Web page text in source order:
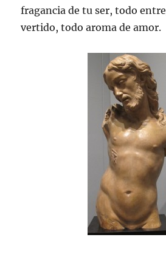
fragancia de tu ser, todo
vertido, todo aroma de amor.